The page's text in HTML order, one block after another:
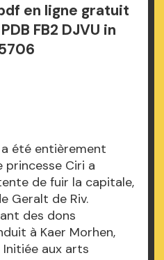
en ligne gratuit
FB2 DJVU in
été entièrement
Ciri a
de fuir la capitale,
Geralt de Riv.
des dons
à Kaer Morhen,
aux arts